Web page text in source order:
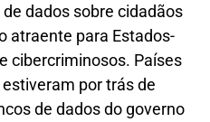
dados sobre cidadãos
atraente para Estados-
cibercriminosos. Países
por trás de
de dados do governo